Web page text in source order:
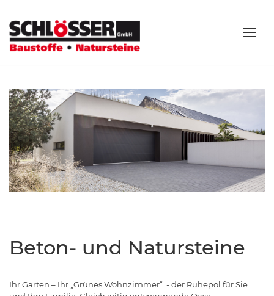
Beton- und Natursteine
Ihr Garten – Ihr „Grünes Wohnzimmer“ - der Ruhepol für Sie